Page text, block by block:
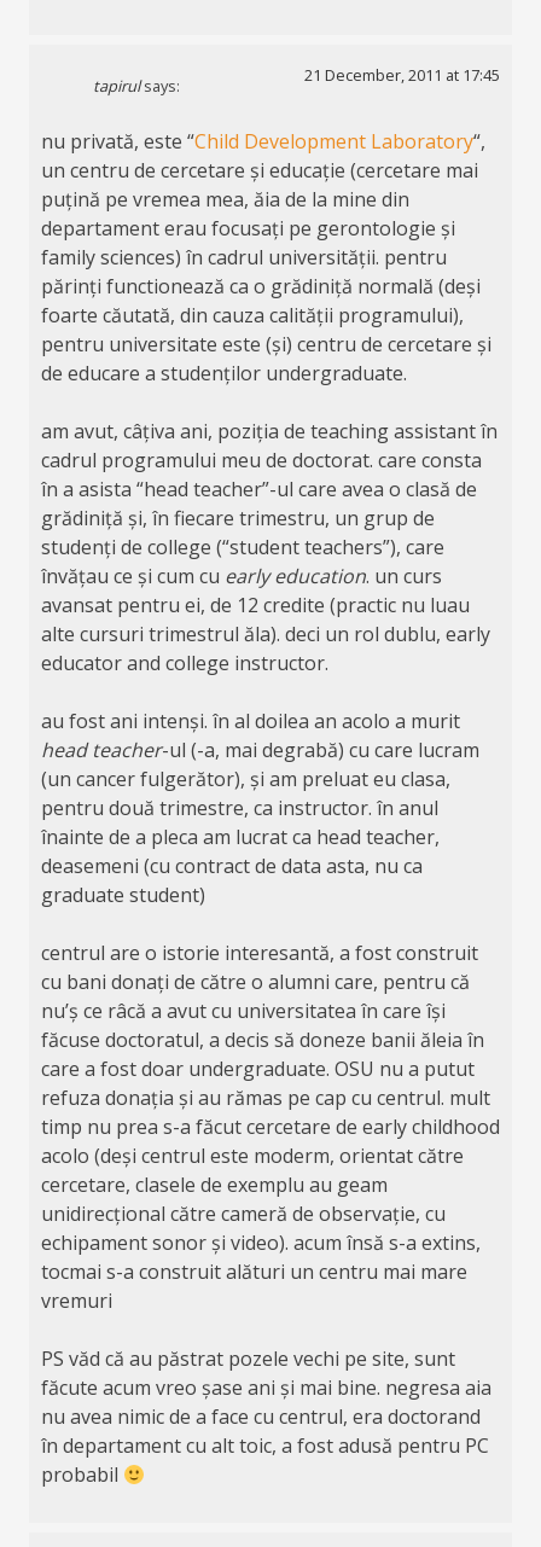
tapirul says:
21 December, 2011 at 17:45
nu privată, este “Child Development Laboratory“,
un centru de cercetare și educație (cercetare mai
puțină pe vremea mea, ăia de la mine din
departament erau focusați pe gerontologie și
family sciences) în cadrul universității. pentru
părinți functionează ca o grădiniță normală (deși
foarte căutată, din cauza calității programului),
pentru universitate este (și) centru de cercetare și
de educare a studenților undergraduate.
am avut, câțiva ani, poziția de teaching assistant în
cadrul programului meu de doctorat. care consta
în a asista “head teacher”-ul care avea o clasă de
grădiniță și, în fiecare trimestru, un grup de
studenți de college (“student teachers”), care
învățau ce și cum cu early education. un curs
avansat pentru ei, de 12 credite (practic nu luau
alte cursuri trimestrul ăla). deci un rol dublu, early
educator and college instructor.
au fost ani intenși. în al doilea an acolo a murit
head teacher-ul (-a, mai degrabă) cu care lucram
(un cancer fulgerător), și am preluat eu clasa,
pentru două trimestre, ca instructor. în anul
înainte de a pleca am lucrat ca head teacher,
deasemeni (cu contract de data asta, nu ca
graduate student)
centrul are o istorie interesantă, a fost construit
cu bani donați de către o alumni care, pentru că
nu’ș ce râcă a avut cu universitatea în care își
făcuse doctoratul, a decis să doneze banii ăleia în
care a fost doar undergraduate. OSU nu a putut
refuza donația și au rămas pe cap cu centrul. mult
timp nu prea s-a făcut cercetare de early childhood
acolo (deși centrul este moderm, orientat către
cercetare, clasele de exemplu au geam
unidirecțional către cameră de observație, cu
echipament sonor și video). acum însă s-a extins,
tocmai s-a construit alături un centru mai mare
vremuri
PS văd că au păstrat pozele vechi pe site, sunt
făcute acum vreo șase ani și mai bine. negresa aia
nu avea nimic de a face cu centrul, era doctorand
în departament cu alt toic, a fost adusă pentru PC
probabil